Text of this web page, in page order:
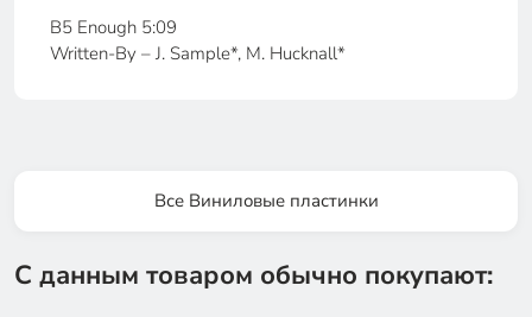
B5 Enough 5:09
Written-By – J. Sample*, M. Hucknall*
Все Виниловые пластинки
С данным товаром обычно покупают: